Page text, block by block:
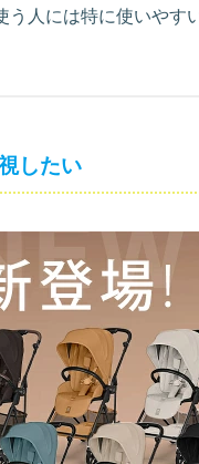
う人には特に使いやす
したい